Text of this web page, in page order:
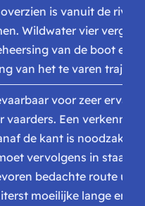
is vanuit de rivier
Wildwater vier vergt
van de boot en
van het te varen traject.
voor zeer ervaren
vaarders. Een verkenning
de kant is
vervolgens in staat
bedachte route uit
moeilijke lange en